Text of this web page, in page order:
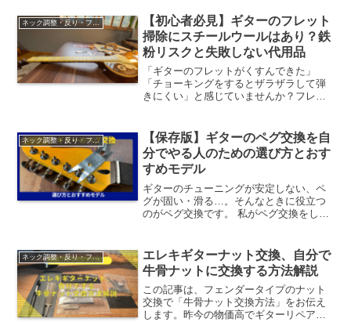
回しても症状は改善しません。正しい方
向に回すと悩みだった「ビ...
ネック調整・反り・フレット擦り合わせ
【初心者必見】ギターのフレット
掃除にスチールウールはあり？鉄
粉リスクと失敗しない代用品
「ギターのフレットがくすんできた」
「チョーキングをするとザラザラして弾
きにくい」と感じていませんか？フレッ
す。そこでネットで検索すると必ず出て
くるのが「スチールウール」...
ネック調整・反り・フレット擦り合わせ
【保存版】ギターのペグ交換を自
分でやる人のための選び方とおす
すめモデル
ギターのチューニングが安定しない、ペ
グが固い・滑る…。そんなときに役立つ
のがペグ交換です。 私がペグ交換をした
て、どれを選べばいいかわからない」と
いう方も多いはず。レノッ...
ネック調整・反り・フレット擦り合わせ
エレキギターナット交換、自分で
牛骨ナットに交換する方法解説
この記事は、フェンダータイプのナット
交換で「牛骨ナット交換方法」をお伝え
します。昨今の物価高でギターリペアを